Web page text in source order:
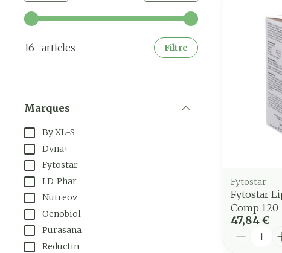
Utilisez les touches fléchées gauche et droite pour
16 articles Filtre
Marques
By XL-S
Dyna+
Fytostar
I.D. Phar
Nutreov
Oenobiol
Purasana
Reductin
Fytostar
Fytostar
Comp 120
47,84 €
Quantité